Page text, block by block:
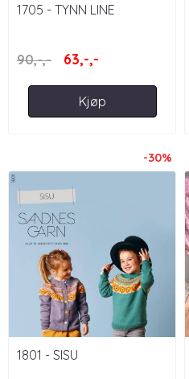
1705 - TYNN LINE
90,-,- 63,-,-
Kjøp
-30%
1801 - SISU